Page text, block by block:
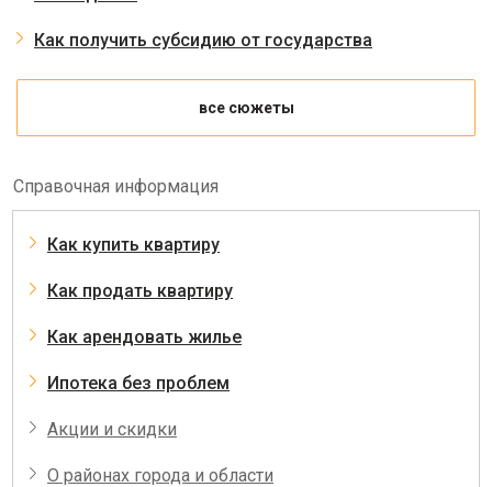
Как получить субсидию от государства
все сюжеты
Справочная информация
Как купить квартиру
Как продать квартиру
Как арендовать жилье
Ипотека без проблем
Акции и скидки
О районах города и области